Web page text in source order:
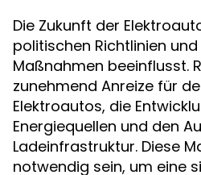
Die Zukunft der
politischen Richtlinien
Maßnahmen beeinflusst.
zunehmend Anreize für
Elektroautos, die
Energiequellen und den
Ladeinfrastruktur. Diese
notwendig sein, um eine